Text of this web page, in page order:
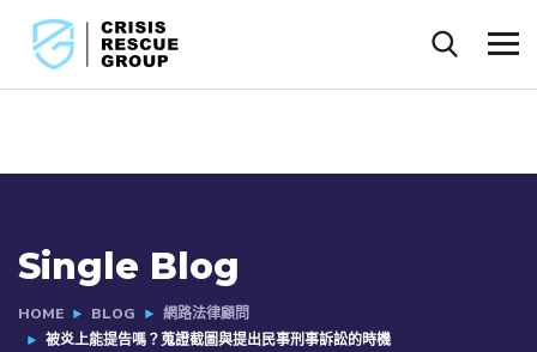
Single Blog
HOME BLOG
網路法律顧問
被炎上能提告嗎？蒐證截圖與提出民事刑事訴訟的時機